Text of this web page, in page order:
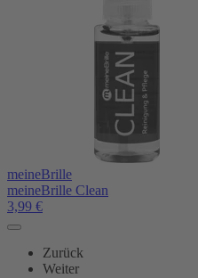
meineBrille
meineBrille Clean
3,99 €
Zurück
Weiter